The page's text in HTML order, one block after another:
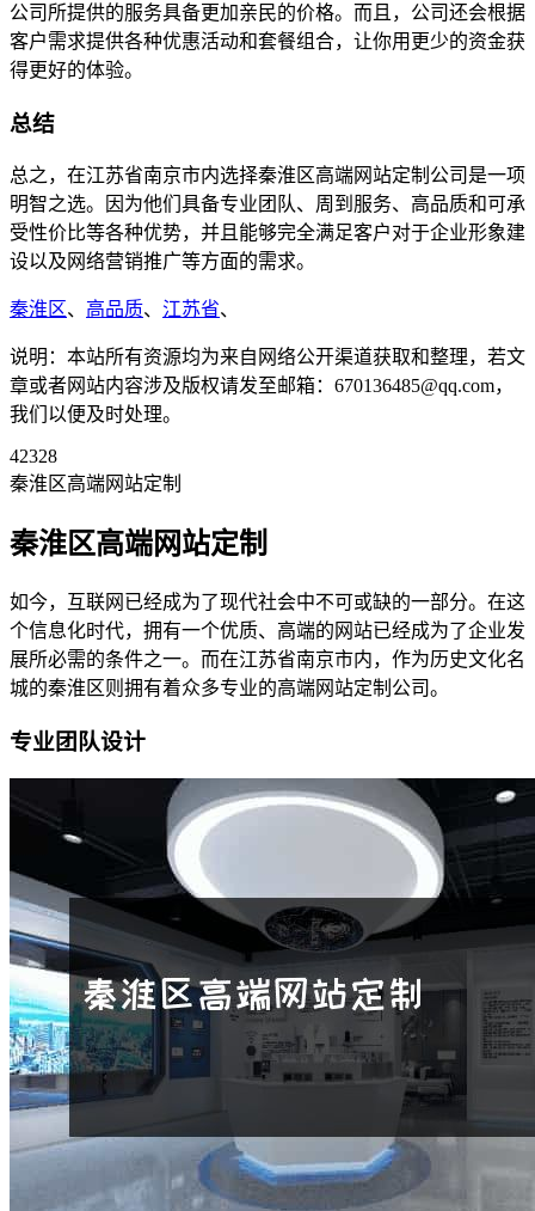
公司所提供的服务具备更加亲民的价格。而且，公司还会根据
客户需求提供各种优惠活动和套餐组合，让你用更少的资金获
得更好的体验。
总结
总之，在江苏省南京市内选择秦淮区高端网站定制公司是一项
明智之选。因为他们具备专业团队、周到服务、高品质和可承
受性价比等各种优势，并且能够完全满足客户对于企业形象建
设以及网络营销推广等方面的需求。
秦淮区、 高品质、 江苏省、
说明：本站所有资源均为来自网络公开渠道获取和整理，若文
章或者网站内容涉及版权请发至邮箱：670136485@qq.com，
我们以便及时处理。
42328
秦淮区高端网站定制
秦淮区高端网站定制
如今，互联网已经成为了现代社会中不可或缺的一部分。在这
个信息化时代，拥有一个优质、高端的网站已经成为了企业发
展所必需的条件之一。而在江苏省南京市内，作为历史文化名
城的秦淮区则拥有着众多专业的高端网站定制公司。
专业团队设计